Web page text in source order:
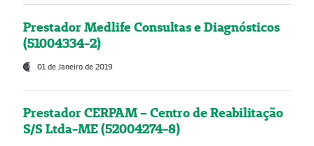
Prestador Medlife Consultas e Diagnósticos
(51004334-2)
01 de Janeiro de 2019
Prestador CERPAM – Centro de Reabilitação
S/S Ltda-ME (52004274-8)